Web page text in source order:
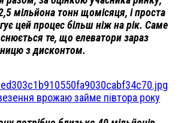
мільйона тонн щомісяця, і проста
цей процес більш ніж на рік. Саме
те, що елеватори зараз
з дисконтом.
врожаю займе півтора року